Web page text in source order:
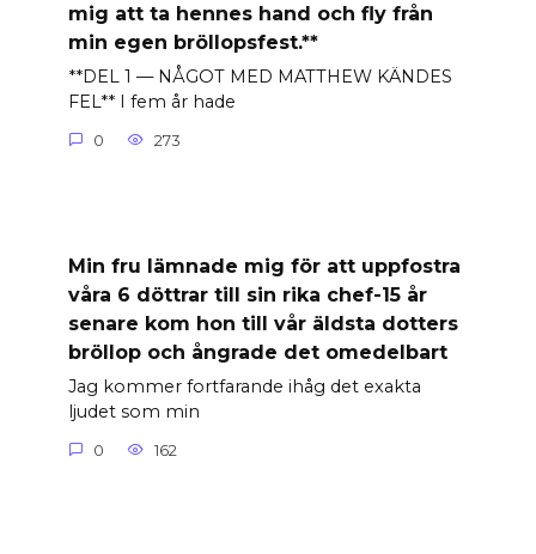
mig att ta hennes hand och fly från
min egen bröllopsfest.**
**DEL 1 — NÅGOT MED MATTHEW KÄNDES
FEL** I fem år hade
0 273
Min fru lämnade mig för att uppfostra
våra 6 döttrar till sin rika chef-15 år
senare kom hon till vår äldsta dotters
bröllop och ångrade det omedelbart
Jag kommer fortfarande ihåg det exakta
ljudet som min
0 162